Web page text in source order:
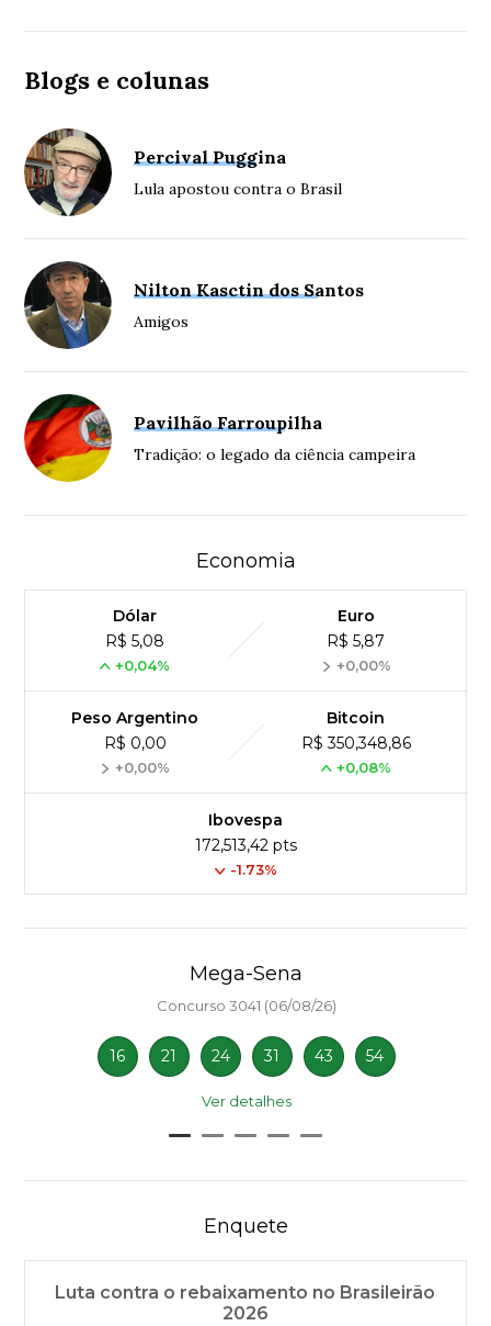
Blogs e colunas
Percival Puggina
Lula apostou contra o Brasil
Nilton Kasctin dos Santos
Amigos
Pavilhão Farroupilha
Tradição: o legado da ciência campeira
Economia
Dólar
R$ 5,08
+0,04%
Euro
R$ 5,87
+0,00%
Peso Argentino
R$ 0,00
+0,00%
Bitcoin
R$ 350,348,86
+0,08%
Ibovespa
172,513,42 pts
-1.73%
Mega-Sena
Concurso 3041 (06/08/26)
16 21 24 31 43 54
Ver detalhes
Enquete
Luta contra o rebaixamento no Brasileirão
2026